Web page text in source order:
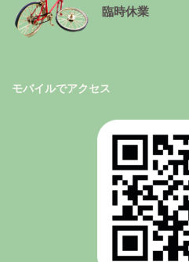
臨時休業
モバイルでアクセス